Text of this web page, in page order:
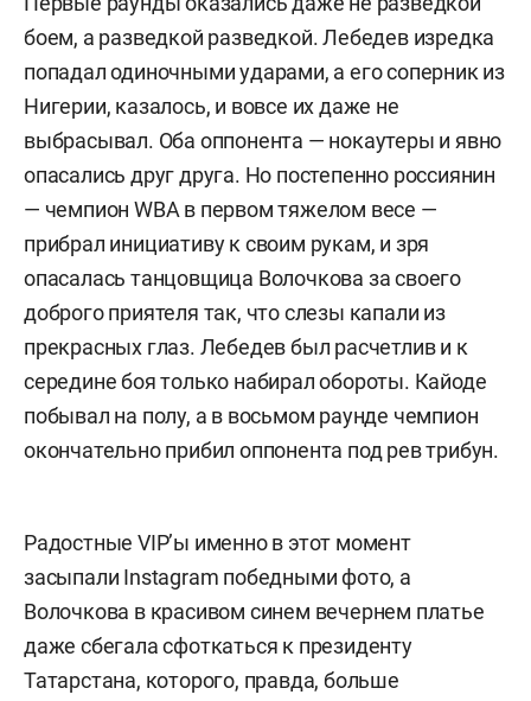
боем, а разведкой разведкой. Лебедев изредка
попадал одиночными ударами, а его соперник из
Нигерии, казалось, и вовсе их даже не
выбрасывал. Оба оппонента — нокаутеры и явно
опасались друг друга. Но постепенно россиянин
— чемпион WBA в первом тяжелом весе —
прибрал инициативу к своим рукам, и зря
опасалась танцовщица Волочкова за своего
доброго приятеля так, что слезы капали из
прекрасных глаз. Лебедев был расчетлив и к
середине боя только набирал обороты. Кайоде
побывал на полу, а в восьмом раунде чемпион
окончательно прибил оппонента под рев трибун.
Радостные VIP’ы именно в этот момент
засыпали Instagram победными фото, а
Волочкова в красивом синем вечернем платье
даже сбегала сфоткаться к президенту
Татарстана, которого, правда, больше